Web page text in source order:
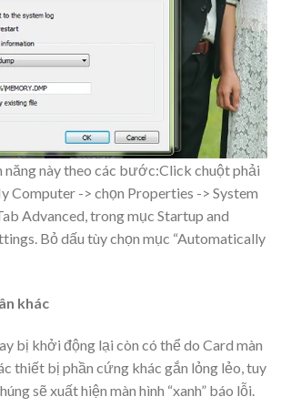
năng này theo các bước:Click chuột phải
Computer -> chọn Properties -> System
Advanced, trong mục Startup and
Bỏ dấu tùy chọn mục “Automatically
khác
bị khởi động lại còn có thể do Card màn
thiết bị phần cứng khác gắn lỏng lẻo, tuy
sẽ xuất hiện màn hình “xanh” báo lỗi.